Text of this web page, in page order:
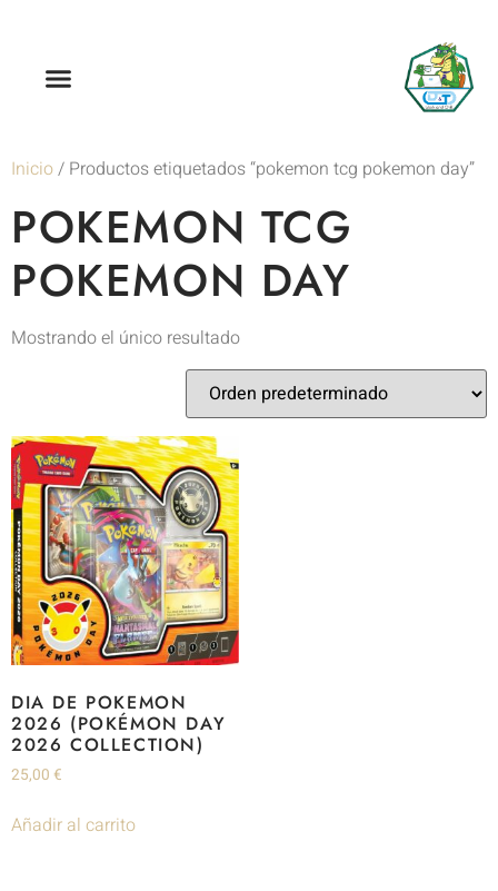
Inicio/ Productos etiquetados “pokemon tcg pokemon day”
POKEMON TCG
POKEMON DAY
Mostrando el único resultado
DIA DE POKEMON
2026 (POKÉMON DAY
2026 COLLECTION)
25,00 €
Añadir al carrito